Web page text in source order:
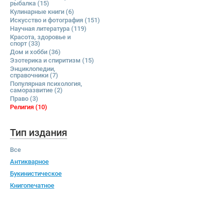
рыбалка (15)
Кулинарные книги (6)
Искусство и фотография (151)
Научная литература (119)
Красота, здоровье и
спорт(33)
Дом и хобби (36)
Эзотерика и спиритизм (15)
Энциклопедии,
справочники (7)
Популярная психология,
саморазвитие (2)
Право (3)
Религия (10)
Тип издания
Все
Антикварное
Букинистическое
Книгопечатное